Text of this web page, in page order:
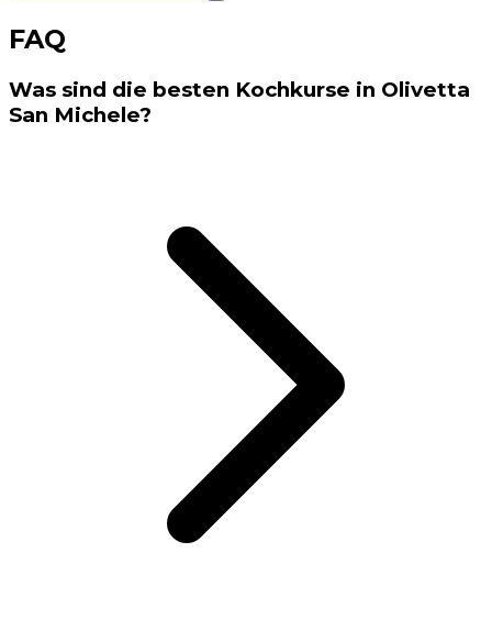
FAQ
Was sind die besten Kochkurse in Olivetta
San Michele?